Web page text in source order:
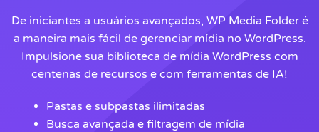
De iniciantes a usuários avançados, WP Media Folder é
a maneira mais fácil de gerenciar mídia no WordPress.
Impulsione sua biblioteca de mídia WordPress com
centenas de recursos e com ferramentas de IA!
Pastas e subpastas ilimitadas
Busca avançada e filtragem de mídia